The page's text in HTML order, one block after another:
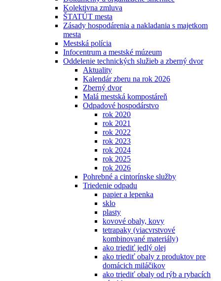
Kolektivna zmluva
ŠTATÚT mesta
Zásady hospodárenia a nakladania s majetkom
mesta
Mestská polícia
Infocentrum a mestské múzeum
Oddelenie technických služieb a zberný dvor
Aktuality
Kalendár zberu na rok 2026
Zberný dvor
Malá mestská kompostáreň
Odpadové hospodárstvo
rok 2020
rok 2021
rok 2022
rok 2023
rok 2024
rok 2025
rok 2026
Pohrebné a cintorínske služby
Triedenie odpadu
papier a lepenka
sklo
plasty
kovové obaly, kovy
tetrapaky (viacvrstvové
kombinované materiály)
ako triediť jedlý olej
ako triediť obaly z produktov pre
domácich miláčikov
ako triediť obaly od rýb a rybacích